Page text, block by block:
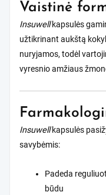
Vaistinė
Insuwellkapsulės
užtikrinant aukštą
nuryjamos, todėl
vyresnio amžiaus
Insuwellkapsulės
savybėmis:
Padeda
būdu